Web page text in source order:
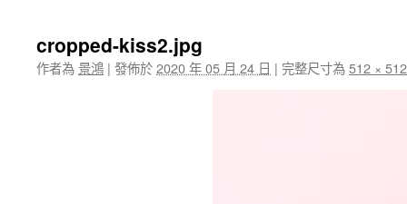
cropped-kiss2.jpg
作者為景鴻 | 發佈於2020 年 05 月 24 日 | 完整尺寸為512 × 512